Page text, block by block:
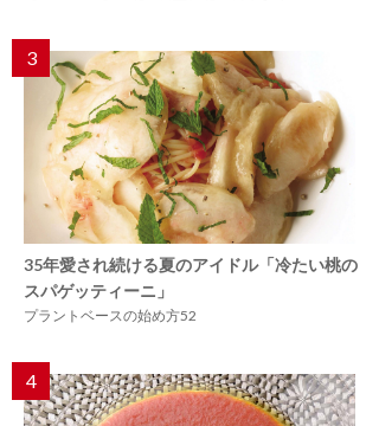
3
35年愛され続ける夏のアイドル「冷たい桃の
スパゲッティーニ」
プラントベースの始め方52
4